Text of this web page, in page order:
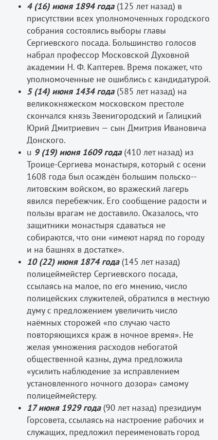
4 (16) июня 1894 года(125 лет назад) в
присутствии всех уполномоченных городского
собрания состоялись выборы главы
Сергиевского посада. Большинство голосов
набрал профессор Московской Духовной
академии Н. Ф. Каптерев. Время покажет, что
уполномоченные не ошиблись с кандидатурой.
5 (14) июня 1434 года(585 лет назад) на
великокняжеском московском престоле
скончался князь Звенигородский и Галицкий
Юрий Дмитриевич — сын Дмитрия Ивановича
Донского.
u 9 (19) июня 1609 года(410 лет назад) из
Троице­-Сергиева монастыря, который с осени
1608 года был осаждён большим польско-­
литовским войском, во вражеский лагерь
явился перебежчик. Его сообщение радости и
пользы врагам не доставило. Оказалось, что
защитники монастыря сдаваться не
собираются, что они «имеют наряд по городу
и на башнях в достатке».
10 (22) июня 1874 года (145 лет назад)
полицеймейстер Сергиевского посада,
ссылаясь на малое, по его мнению, число
полицейских служителей, обратился в местную
думу с предложением увеличить число
наёмных сторожей «по случаю часто
повторяющихся краж в ночное время». Не
желая умножения расходов небогатой
общественной казны, дума предложила
«усилить наблюдение за исправлением
установленного ночного дозора» самому
полицеймейстеру.
17 июня 1929 года (90 лет назад) президиум
Горсовета, ссылаясь на настроение рабочих и
служащих, предложил переименовать город